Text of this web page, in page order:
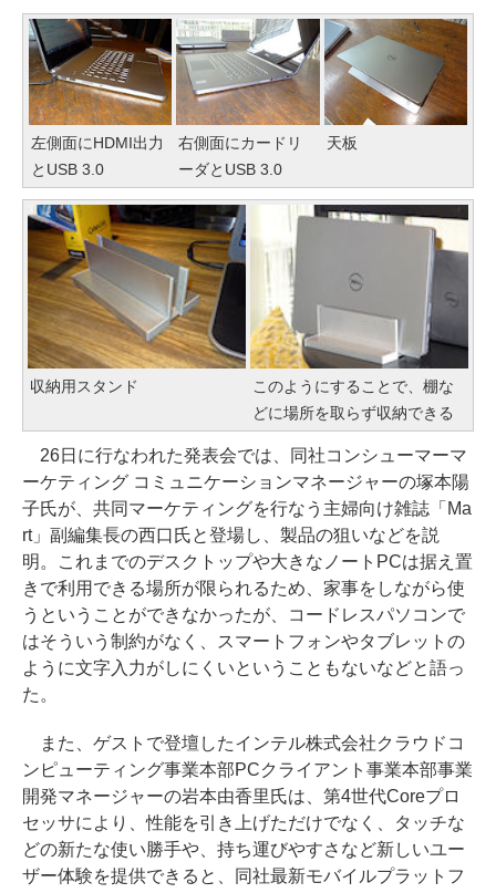
左側面にHDMI出力
とUSB 3.0
右側面にカードリ
ーダとUSB 3.0
天板
収納用スタンド
このようにすることで、棚な
どに場所を取らず収納できる
26日に行なわれた発表会では、同社コンシューマーマ
ーケティング コミュニケーションマネージャーの塚本陽
子氏が、共同マーケティングを行なう主婦向け雑誌「Ma
rt」副編集長の西口氏と登場し、製品の狙いなどを説
明。これまでのデスクトップや大きなノートPCは据え置
きで利用できる場所が限られるため、家事をしながら使
うということができなかったが、コードレスパソコンで
はそういう制約がなく、スマートフォンやタブレットの
ように文字入力がしにくいということもないなどと語っ
た。
また、ゲストで登壇したインテル株式会社クラウドコ
ンピューティング事業本部PCクライアント事業本部事業
開発マネージャーの岩本由香里氏は、第4世代Coreプロ
セッサにより、性能を引き上げただけでなく、タッチな
どの新たな使い勝手や、持ち運びやすさなど新しいユー
ザー体験を提供できると、同社最新モバイルプラットフ